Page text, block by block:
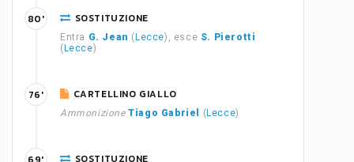
SOSTITUZIONE
Entra G. Jean ( Lecce), esce S. Pierotti
( Lecce)
80'
CARTELLINO GIALLO
Ammonizione Tiago Gabriel ( Lecce)
76'
SOSTITUZIONE